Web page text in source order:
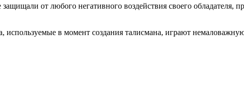
от любого негативного воздействия своего обладателя,
в момент создания талисмана, играют